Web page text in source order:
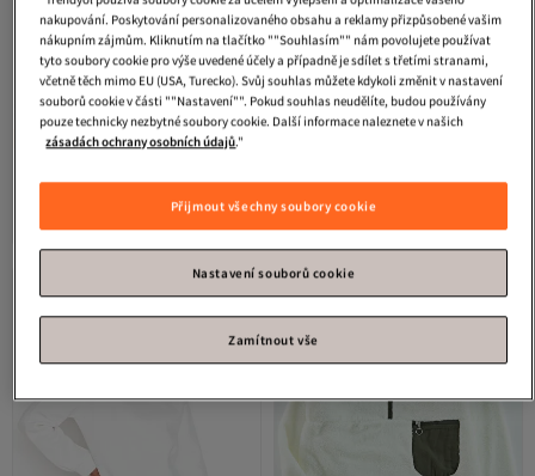
8. nejčastěji hodnocené
mikina s výšivkou na rukávech pro
potápěče/Scuba TCTSS23UK00042
Nejnižší cena za 30 dní
-47% 626Kč1 188
tkaná pletená tunika
TCTSS23UK00092
444
Doprava zdarma
851Kč
nakupování. Poskytování personalizovaného obsahu a reklamy přizpůsobené vašim
nákupním zájmům. Kliknutím na tlačítko ""Souhlasím"" nám povolujete používat
tyto soubory cookie pro výše uvedené účely a případně je sdílet s třetími stranami,
včetně těch mimo EU (USA, Turecko). Svůj souhlas můžete kdykoli změnit v nastavení
souborů cookie v části ""Nastavení"". Pokud souhlas neudělíte, budou používány
pouze technicky nezbytné soubory cookie. Další informace naleznete v našich
zásadách ochrany osobních údajů."
Přijmout všechny soubory cookie
Nastavení souborů cookie
Zamítnout vše